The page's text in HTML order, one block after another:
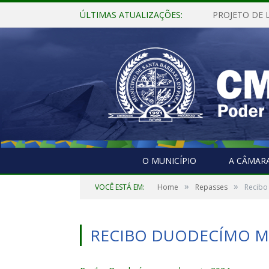
ÚLTIMAS ATUALIZAÇÕES:
O MUNICÍPIO A
VOCÊ ESTÁ EM: Home » Repasses »
RECIBO DUODECÍMO